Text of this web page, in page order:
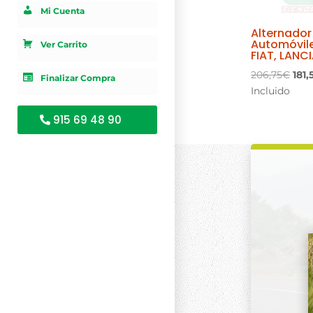
Mi Cuenta
Ver Carrito
Finalizar Compra
915 69 48 90
Alternador
FIAT,
206,75€El
Incluido